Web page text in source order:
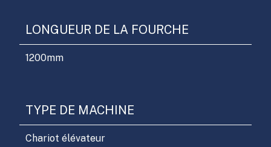
LONGUEUR DE LA FOURCHE
1200mm
TYPE DE MACHINE
Chariot élévateur